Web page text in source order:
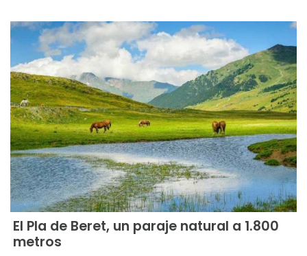
El Pla de Beret, un paraje natural a 1.800
metros